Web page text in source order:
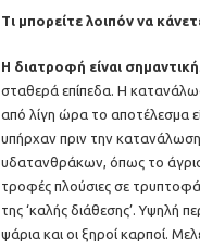
Τι μπορείτε λοιπόν να
Η διατροφή είναι σημαντική
σταθερά επίπεδα. Η
από λίγη ώρα το αποτέλεσμα
υπήρχαν πριν την
υδατανθράκων, όπως το άγριο
τροφές πλούσιες σε
της ‘καλής διάθεσης’. Υψηλή
ψάρια και οι ξηροί καρποί.